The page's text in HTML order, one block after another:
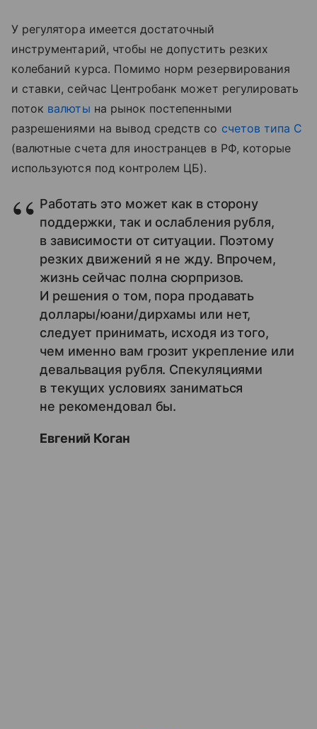
У регулятора имеется достаточный
инструментарий, чтобы не допустить резких
колебаний курса. Помимо норм резервирования
и ставки, сейчас Центробанк может регулировать
поток валюты на рынок постепенными
разрешениями на вывод средств со счетов типа С
(валютные счета для иностранцев в РФ, которые
используются под контролем ЦБ).
Работать это может как в сторону
поддержки, так и ослабления рубля,
в зависимости от ситуации. Поэтому
резких движений я не жду. Впрочем,
жизнь сейчас полна сюрпризов.
И решения о том, пора продавать
доллары/юани/дирхамы или нет,
следует принимать, исходя из того,
чем именно вам грозит укрепление или
девальвация рубля. Спекуляциями
в текущих условиях заниматься
не рекомендовал бы.
Евгений Коган